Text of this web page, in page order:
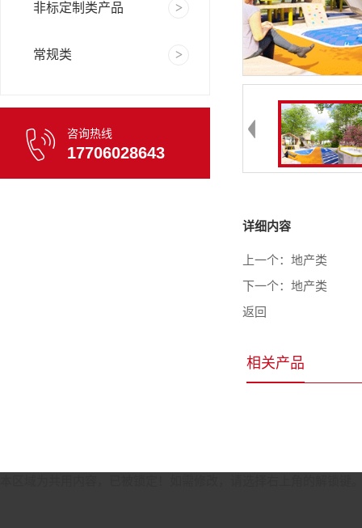
非标定制类产品
常规类
咨询热线
17706028643
详细内容
上一个： 地产类
下一个： 地产类
返回
相关产品